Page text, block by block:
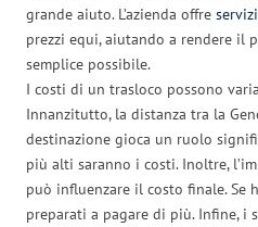
grande aiuto. L’azienda offre servizi
prezzi equi, aiutando a rendere il
semplice possibile.
I costi di un trasloco possono
Innanzitutto, la distanza tra la
destinazione gioca un ruolo
più alti saranno i costi. Inoltre,
può influenzare il costo finale. Se
preparati a pagare di più. Infine, i